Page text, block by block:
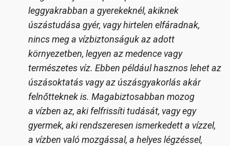
leggyakrabban a gyerekeknél, akiknek
úszástudása gyér, vagy hirtelen elfáradnak,
nincs meg a vízbiztonságuk az adott
környezetben, legyen az medence vagy
természetes víz. Ebben például hasznos lehet az
úszásoktatás vagy az úszásgyakorlás akár
felnőtteknek is. Magabiztosabban mozog
a vízben az, aki felfrissíti tudását, vagy egy
gyermek, aki rendszeresen ismerkedett a vízzel,
a vízben való mozgással, a helyes légzéssel,